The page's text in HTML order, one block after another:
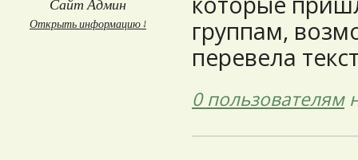
Сайт Админ
Открыть информацию ↓
группам,
перевела
0 пользователям